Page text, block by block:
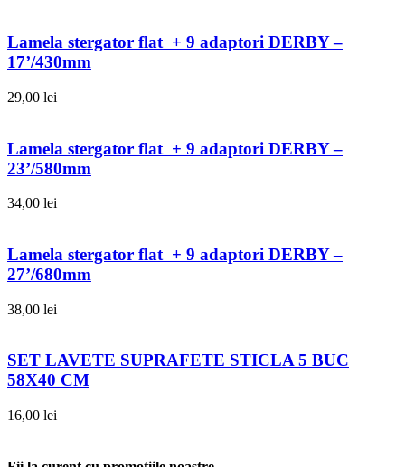
Lamela stergator flat + 9 adaptori DERBY –
17’/430mm
29,00 lei
Lamela stergator flat + 9 adaptori DERBY –
23’/580mm
34,00 lei
Lamela stergator flat + 9 adaptori DERBY –
27’/680mm
38,00 lei
SET LAVETE SUPRAFETE STICLA 5 BUC
58X40 CM
16,00 lei